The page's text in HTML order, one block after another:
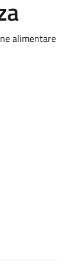
alimentare